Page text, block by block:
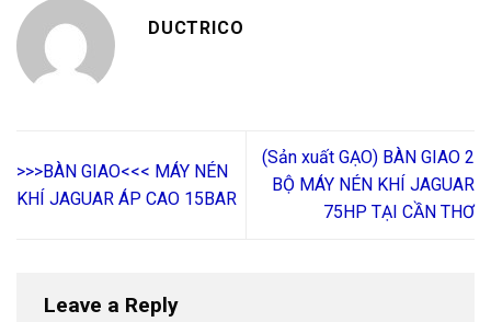
DUCTRICO
>>>BÀN GIAO<<< MÁY NÉN
KHÍ JAGUAR ÁP CAO 15BAR
(Sản xuất GẠO) BÀN GIAO 2
BỘ MÁY NÉN KHÍ JAGUAR
75HP TẠI CẦN THƠ
Leave a Reply